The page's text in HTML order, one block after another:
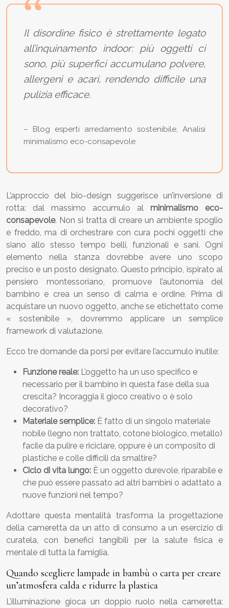
Il disordine fisico è strettamente legato
all’inquinamento indoor: più oggetti ci
sono, più superfici accumulano polvere,
allergeni e acari, rendendo difficile una
pulizia efficace.
– Blog esperti arredamento sostenibile, Analisi
minimalismo eco-consapevole
L’approccio del bio-design suggerisce un’inversione di
rotta: dal massimo accumulo al minimalismo eco-
consapevole. Non si tratta di creare un ambiente spoglio
e freddo, ma di orchestrare con cura pochi oggetti che
siano allo stesso tempo belli, funzionali e sani. Ogni
elemento nella stanza dovrebbe avere uno scopo
preciso e un posto designato. Questo principio, ispirato al
pensiero montessoriano, promuove l’autonomia del
bambino e crea un senso di calma e ordine. Prima di
acquistare un nuovo oggetto, anche se etichettato come
« sostenibile », dovremmo applicare un semplice
framework di valutazione.
Ecco tre domande da porsi per evitare l’accumulo inutile:
Funzione reale: L’oggetto ha un uso specifico e
necessario per il bambino in questa fase della sua
crescita? Incoraggia il gioco creativo o è solo
decorativo?
Materiale semplice: È fatto di un singolo materiale
nobile (legno non trattato, cotone biologico, metallo)
facile da pulire e riciclare, oppure è un composito di
plastiche e colle difficili da smaltire?
Ciclo di vita lungo: È un oggetto durevole, riparabile e
che può essere passato ad altri bambini o adattato a
nuove funzioni nel tempo?
Adottare questa mentalità trasforma la progettazione
della cameretta da un atto di consumo a un esercizio di
curatela, con benefici tangibili per la salute fisica e
mentale di tutta la famiglia.
Quando scegliere lampade in bambù o carta per creare
un’atmosfera calda e ridurre la plastica
L’illuminazione gioca un doppio ruolo nella cameretta: